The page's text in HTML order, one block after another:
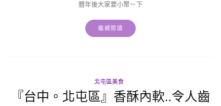
曆年後大家要小聚ㄧ下
繼續閱讀
北屯區美食
『台中。北屯區』香酥內軟..令人齒